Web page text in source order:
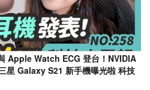
Apple Watch ECG 登台！NVIDIA
星 Galaxy S21 新手機曝光啦 科技